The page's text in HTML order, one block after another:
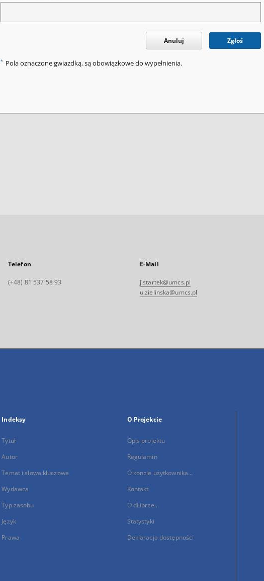
Anuluj Zgłoś
* Pola oznaczone gwiazdką, są obowiązkowe do wypełnienia.
Telefon
(+48) 81 537 58 93
E-Mail
j.startek@umcs.pl
u.zielinska@umcs.pl
Indeksy
Tytuł
Autor
Temat i słowa kluczowe
Wydawca
Typ zasobu
Język
Prawa
O Projekcie
Opis projektu
Regulamin
O koncie użytkownika...
Kontakt
O dLibrze...
Statystyki
Deklaracja dostępności